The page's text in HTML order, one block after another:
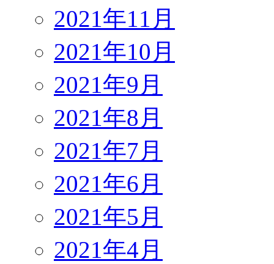
2021年11月
2021年10月
2021年9月
2021年8月
2021年7月
2021年6月
2021年5月
2021年4月